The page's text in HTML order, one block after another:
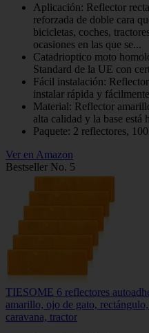
Aplicación: Reflector
reforzada de doble cara
bicicletas, coches,
ocasiones en las que se...
Catadrioptico moto
Standard de la UE con
Fácil instalación:
instalar rápida y
Material: Reflector
alta calidad y la base está
Paquete: 2 reflectores,
Ver en Amazon
Bestseller No. 5
TIESOME 6 reflectores
amarillo, ojo de gato,
caravana, tractor